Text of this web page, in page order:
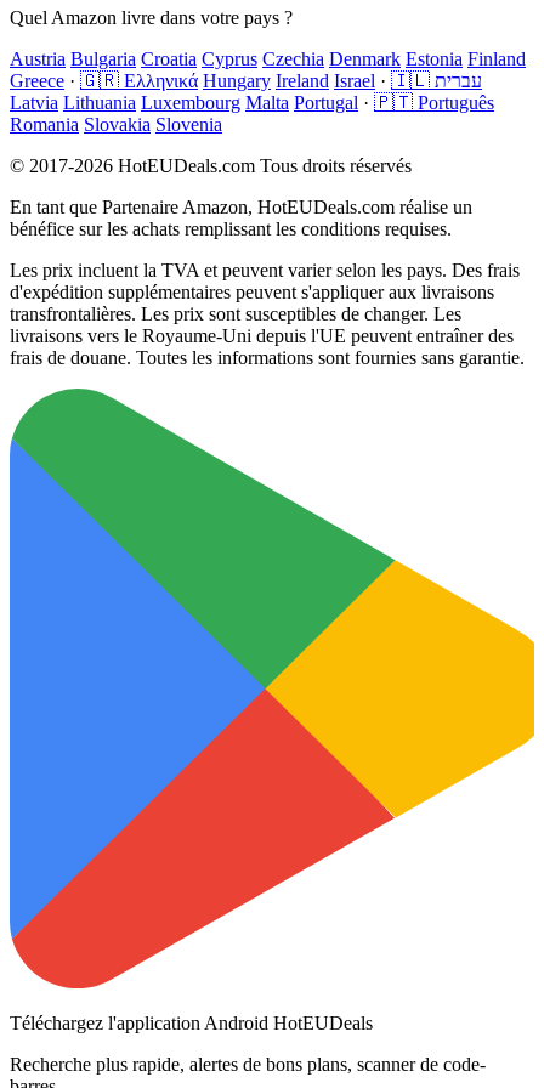
Quel Amazon livre dans votre pays ?
Austria Bulgaria Croatia Cyprus Czechia Denmark Estonia Finland
Greece · 🇬🇷 Ελληνικά Hungary Ireland Israel ·
🇮🇱 עברית
Latvia Lithuania Luxembourg Malta Portugal · 🇵🇹 Português
Romania Slovakia Slovenia
© 2017-2026 HotEUDeals.com Tous droits réservés
En tant que Partenaire Amazon, HotEUDeals.com réalise un
bénéfice sur les achats remplissant les conditions requises.
Les prix incluent la TVA et peuvent varier selon les pays. Des frais
d'expédition supplémentaires peuvent s'appliquer aux livraisons
transfrontalières. Les prix sont susceptibles de changer. Les
livraisons vers le Royaume-Uni depuis l'UE peuvent entraîner des
frais de douane. Toutes les informations sont fournies sans garantie.
Téléchargez l'application Android HotEUDeals
Recherche plus rapide, alertes de bons plans, scanner de code-